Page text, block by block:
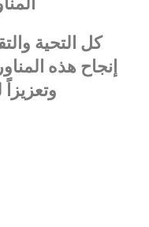
كل التحية
إنجاح هذه